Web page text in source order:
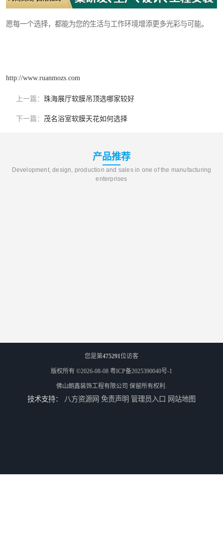
愿每一个选择，都能为您的生活与工作环境增添更多光彩与可能。
http://www.ruanmozs.com
上一篇： 珠海展厅软膜吊顶选哪家较好
下一篇： 茂名浴室软膜天花如何选择
产品推荐
Development, design, production and sales in one of the manufacturing
enterprises
您是第475291位访客
版权所有 ©2026-08-08 粤ICP备2025390040号-1
佛山朗鑫装饰工程有限公司 保留所有权利.
技术支持： 八方资源网 免责声明 管理员入口 网站地图